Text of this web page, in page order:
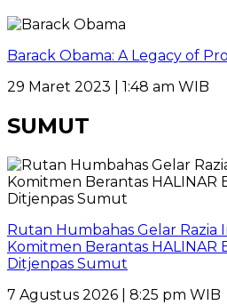
Barack Obama: A Legacy of
29 Maret 2023 | 1:48 am WIB
SUMUT
Rutan Humbahas Gelar Razia
Komitmen Berantas HALINAR
Ditjenpas Sumut
7 Agustus 2026 | 8:25 pm WIB